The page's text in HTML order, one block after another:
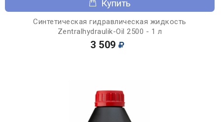
Купить
Синтетическая гидравлическая жидкость
Zentralhydraulik-Oil 2500 - 1 л
3 509